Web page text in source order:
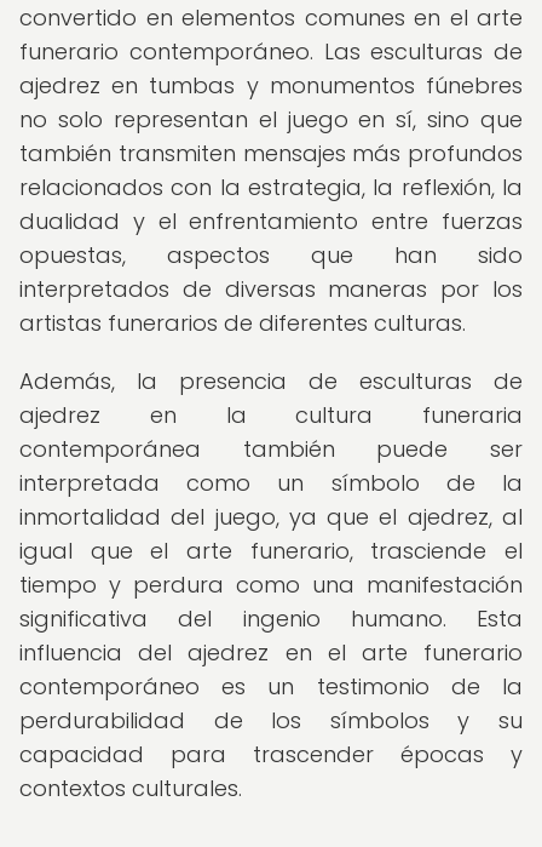
convertido en elementos comunes en el arte
funerario contemporáneo. Las esculturas de
ajedrez en tumbas y monumentos fúnebres
no solo representan el juego en sí, sino que
también transmiten mensajes más profundos
relacionados con la estrategia, la reflexión, la
dualidad y el enfrentamiento entre fuerzas
opuestas, aspectos que han sido
interpretados de diversas maneras por los
artistas funerarios de diferentes culturas.
Además, la presencia de esculturas de
ajedrez en la cultura funeraria
contemporánea también puede ser
interpretada como un símbolo de la
inmortalidad del juego, ya que el ajedrez, al
igual que el arte funerario, trasciende el
tiempo y perdura como una manifestación
significativa del ingenio humano. Esta
influencia del ajedrez en el arte funerario
contemporáneo es un testimonio de la
perdurabilidad de los símbolos y su
capacidad para trascender épocas y
contextos culturales.